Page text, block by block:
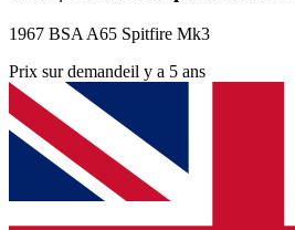
1967 BSA A65 Spitfire Mk3
Prix sur demandeil y a 5 ans